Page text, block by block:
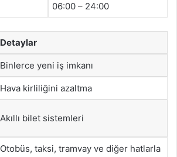
06:00 – 24:00
Detaylar
Binlerce yeni iş imkanı
Hava kirliliğini azaltma
Akıllı bilet sistemleri
Otobüs, taksi, tramvay ve diğer hatlarla